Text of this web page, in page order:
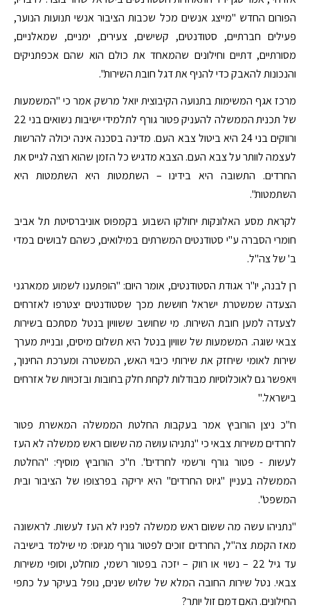
הפורום החדש "מייצג אנשים מכל שכבות הציבור אנשי תנועות הנוער,
פעילים חברתיים, סטודנטים, קשישים, צעירים, ימניים, שמאלניים,
מסורתיים, דתיים וחילונים שהמאחד את כולם הוא שהם אכפתניקים
והנכונות להאבק כדי להניף את דגל חובת השירות".
מרכז אגף המשימות בתנועה הקיבוצית יואל מרשק אמר כי "המשמעות
של תכנית הממשלה להעניק פטור גורף לתלמידי ישיבות נשואים בני 22
ורווקים בני 24 היא ביטול צבא העם. מדינה בסכנה אינה יכולה להרשות
לעצמה לוותר על צבא העם. הצבא מדגיש כל הזמן שהוא רוצה לגייס את
החרדים. התשובה היא בידינו – השתמטות היא השתמטות היא
השתמטות".
לקראת מסע האלונקות יחולקו השבוע בקמפוס אוניברסיטת תל אביב
חומרי הסברה ע"י סטודנטים המשרתים במילואים, כשהם לבושים במדי
ב' של צה"ל.
רן לבנה, יו"ר אגודת הסטודנטים, אומר היום: "הופתענו לשמוע ממארגני
הצעדה שמשטרת ישראל חוששת מכך שסטודנטים יצטרפו לאזרחים
לצעדה למען חובת השירות. מי שחושב ששוויון בנטל מסתכם בשירות
צבאי שוגה. המשמעות של שוויון בנטל היא תשלום מיסים, ובניית מערך
שירות לאומי שיחזק את שירותי כיבוי האש, המשטרה ומערכת החינוך,
ויאפשר גם לאוכלוסיות מבודלות לקחת חלק בחובות ובזכויות של אזרחים
בישראל."
ח"כ ניצן הורוביץ אמר בעקבות החלטת הממשלה המאשרת פטור
לחרדים משירות צבאי כי "נתניהו עושה מה ששום ראש ממשלה לא העז
לעשות - פטור גורף ורשמי לחרדים". ח"כ הורוביץ מוסיף: "החלטת
הממשלה בעניין "גיוס החרדים" היא יריקה בפרצופו של הציבור ובית
המשפט".
"נתניהו עשה מה ששום ראש ממשלה לפניו לא העז לעשות. לראשונה
מאז הקמת צה"ל, החרדים זוכים לפטור גורף מגיוס: מי שילמד בישיבה
עד גיל 22 – נשוי או רווק – יזכה בפטור רשמי, מוחלט, וסופי משירות
צבאי. נטל שירות החובה המלא של שלוש שנים, נופל בעיקר על כתפי
החילונים. האם דמם זול יותר?